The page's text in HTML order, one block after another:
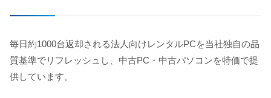
毎日約1000台返却される法人向けレンタルPCを当社独自の品
質基準でリフレッシュし、中古PC・中古パソコンを特価で提
供しています。